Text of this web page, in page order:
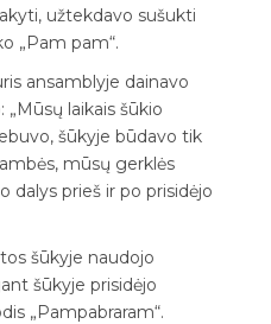
užtekdavo sušukti
„Pam pam“.
ansamblyje dainavo
„Mūsų laikais šūkio
šūkyje būdavo tik
mūsų gerklės
dalys prieš ir po prisidėjo
šūkyje naudojo
šūkyje prisidėjo
„Pampabraram“.